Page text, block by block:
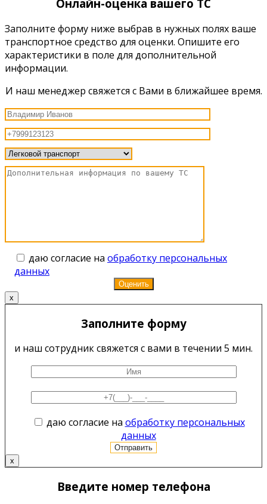
Онлайн-оценка вашего ТС
Заполните форму ниже выбрав в нужных полях ваше
транспортное средство для оценки. Опишите его
характеристики в поле для дополнительной
информации.
И наш менеджер свяжется с Вами в ближайшее время.
даю согласие на обработку персональных
данных
x
Заполните форму
и наш сотрудник свяжется с вами в течении 5 мин.
даю согласие на обработку персональных
данных
x
Введите номер телефона